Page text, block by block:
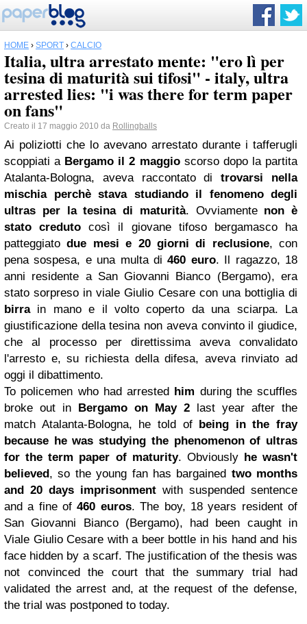
HOME › SPORT › CALCIO
Italia, ultra arrestato mente: "ero lì per
tesina di maturità sui tifosi" - italy, ultra
arrested lies: "i was there for term paper
on fans"
Creato il 17 maggio 2010 da Rollingballs
Ai poliziotti che lo avevano arrestato durante i tafferugli
scoppiati a Bergamo il 2 maggioscorso dopo la partita
Atalanta-Bologna, aveva raccontato ditrovarsi nella
mischia perchè stava studiando il fenomeno degli
ultras per la tesina di maturità. Ovviamente non è
stato credutocosì il giovane tifoso bergamasco ha
patteggiatodue mesi e 20 giorni di reclusione, con
pena sospesa, e una multa di460 euro. Il ragazzo, 18
anni residente a San Giovanni Bianco (Bergamo), era
stato sorpreso in viale Giulio Cesare con una bottiglia di
birrain mano e il volto coperto da una sciarpa. La
giustificazione della tesina non aveva convinto il giudice,
che al processo per direttissima aveva convalidato
l'arresto e, su richiesta della difesa, aveva rinviato ad
oggi il dibattimento.
To policemen who had arrested him during the scuffles
broke out in Bergamo on May 2 last year after the
match Atalanta-Bologna, he told of being in the fray
because he was studying the phenomenon of ultras
for the term paper of maturity. Obviously he wasn't
believed, so the young fan has bargained two months
and 20 days imprisonment with suspended sentence
and a fine of460 euros. The boy, 18 years resident of
San Giovanni Bianco (Bergamo), had been caught in
Viale Giulio Cesare with a beer bottle in his hand and his
face hidden by a scarf. The justification of the thesis was
not convinced the court that the summary trial had
validated the arrest and, at the request of the defense,
the trial was postponed to today.